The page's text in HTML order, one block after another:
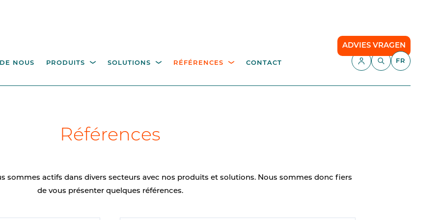
NOUS PRODUITS SOLUTIONS RÉFÉRENCES CONTACT
ADVIES VRAGEN
FR
de passage
POTEAUX ET
COMPOSANTS
le contrôle d'accès
Mât de vidéo surveillance
de stationnement
Références
sommes actifs dans divers secteurs avec nos produits et solutions. Nous sommes donc fiers
de vous présenter quelques références.